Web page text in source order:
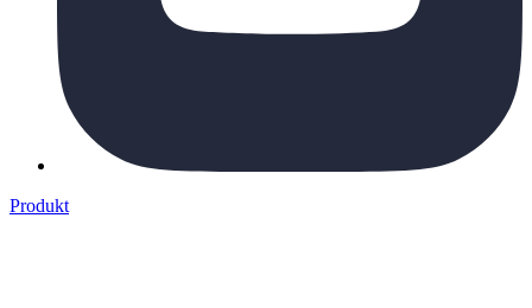
Produkt